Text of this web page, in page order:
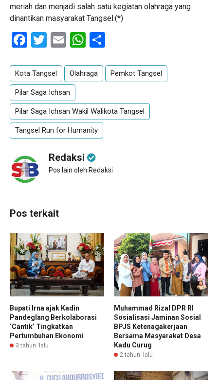
meriah dan menjadi salah satu kegiatan olahraga yang
dinantikan masyarakat Tangsel.(*)
Facebook
Twitter
EmailWhatsApp
Kota Tangsel Olahraga Pemkot Tangsel
Pilar Saga Ichsan
Pilar Saga Ichsan Wakil Walikota Tangsel
Tangsel Run for Humanity
Redaksi
Pos lain oleh Redaksi
Pos terkait
Bupati Irna ajak Kadin
Pandeglang Berkolaborasi
‘Cantik’ Tingkatkan
Pertumbuhan Ekonomi
3 tahun lalu
Muhammad Rizal DPR RI
Sosialisasi Jaminan Sosial
BPJS Ketenagakerjaan
Bersama Masyarakat Desa
Kadu Curug
2 tahun lalu